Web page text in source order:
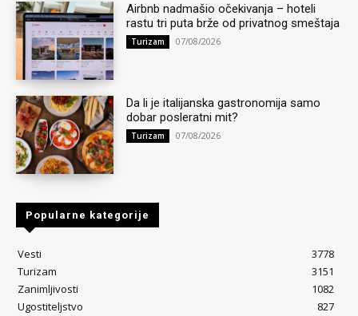
Airbnb nadmašio očekivanja – hoteli
rastu tri puta brže od privatnog smeštaja
Turizam 07/08/2026
Da li je italijanska gastronomija samo
dobar posleratni mit?
Turizam 07/08/2026
Popularne kategorije
Vesti
3778
Turizam
3151
Zanimljivosti
1082
Ugostiteljstvo
827